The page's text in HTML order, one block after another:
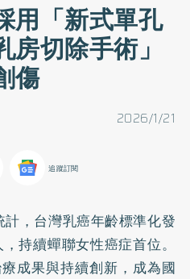
用「新式單孔
切除手術」
傷
2026/1/21
追蹤訂閱
，台灣乳癌年齡標準化發
持續蟬聯女性癌症首位。
成果與持續創新，成為國